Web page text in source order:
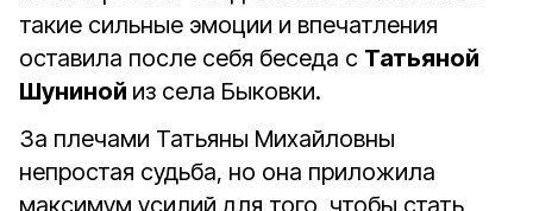
такие сильные эмоции и впечатления
оставила после себя беседа с Татьяной
Шуниной из села Быковки.
За плечами Татьяны Михайловны
непростая судьба, но она приложила
максимум усилий для того, чтобы стать